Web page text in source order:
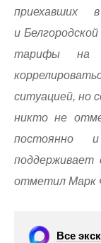
приехавших
и
тарифы на
ситуацией, но
никто не
постоянно
отметил Марк
Все